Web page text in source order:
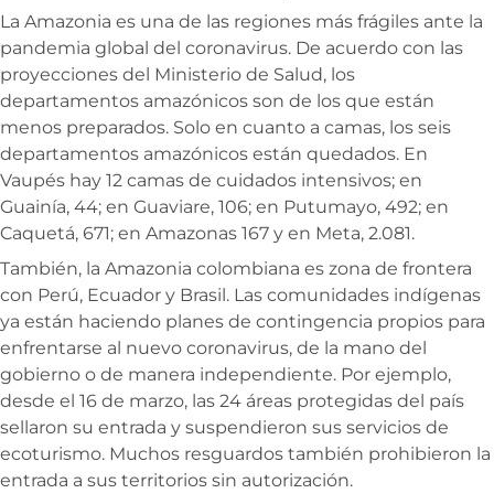
La Amazonia es una de las regiones más frágiles ante la
pandemia global del coronavirus. De acuerdo con las
proyecciones del Ministerio de Salud, los
departamentos amazónicos son de los que están
menos preparados. Solo en cuanto a camas, los seis
departamentos amazónicos están quedados. En
Vaupés hay 12 camas de cuidados intensivos; en
Guainía, 44; en Guaviare, 106; en Putumayo, 492; en
Caquetá, 671; en Amazonas 167 y en Meta, 2.081.
También, la Amazonia colombiana es zona de frontera
con Perú, Ecuador y Brasil. Las comunidades indígenas
ya están haciendo planes de contingencia propios para
enfrentarse al nuevo coronavirus, de la mano del
gobierno o de manera independiente. Por ejemplo,
desde el 16 de marzo, las 24 áreas protegidas del país
sellaron su entrada y suspendieron sus servicios de
ecoturismo. Muchos resguardos también prohibieron la
entrada a sus territorios sin autorización.